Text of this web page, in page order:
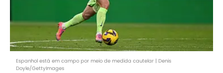
Espanhol está em campo por meio de medida cautelar | Denis
Doyle/GettyImages